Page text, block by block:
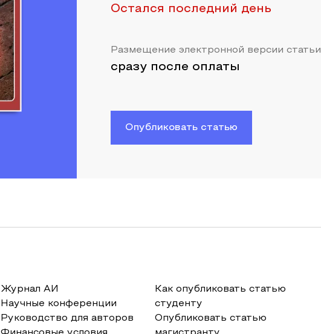
Остался последний день
Размещение электронной версии статьи
сразу после оплаты
Опубликовать статью
Журнал АИ
Научные конференции
Руководство для авторов
Как опубликовать статью
студенту
Опубликовать статью